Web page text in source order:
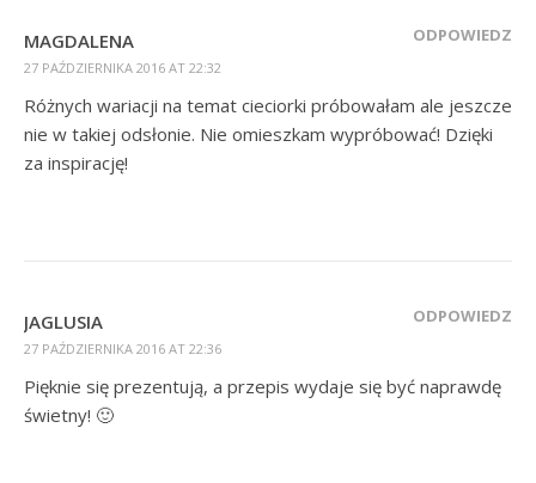
MAGDALENA
27 PAŹDZIERNIKA 2016 AT 22:32
ODPOWIEDZ
Różnych wariacji na temat cieciorki próbowałam ale jeszcze
nie w takiej odsłonie. Nie omieszkam wypróbować! Dzięki
za inspirację!
JAGLUSIA
27 PAŹDZIERNIKA 2016 AT 22:36
ODPOWIEDZ
Pięknie się prezentują, a przepis wydaje się być naprawdę
świetny! 🙂